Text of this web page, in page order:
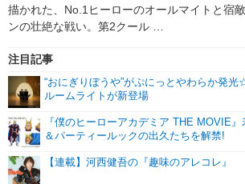
舞台
編集部ブログ・お知らせ
描かれた、No.1ヒーローのオールマイトと宿
ンの壮絶な戦い。第2クール …
注目記事
“おにぎりぼうや”がぷにっとやわらか発
ルームライトが新登場
『僕のヒーローアカデミア THE MOVIE
＆パーティールックの出久たちを解禁!
【連載】河西健吾の『趣味のアレコレ』